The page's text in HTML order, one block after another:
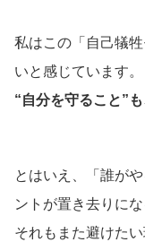
私はこの「自己犠
いと感じています。
“自分を守ること”
とはいえ、「誰が
ントが置き去りに
それもまた避けたい